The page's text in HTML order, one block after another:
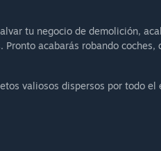
tu negocio de demolición,
acabarás robando coches,
valiosos dispersos por todo el